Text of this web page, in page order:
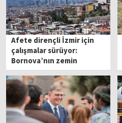
Afete dirençli İzmir için
çalışmalar sürüyor:
Bornova’nın zemin
çalışmalarında sona viraj